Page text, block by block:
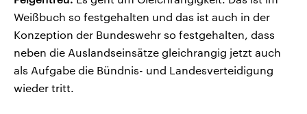
Weißbuch so festgehalten und das ist auch in der
Konzeption der Bundeswehr so festgehalten, dass
neben die Auslandseinsätze gleichrangig jetzt auch
als Aufgabe die Bündnis- und Landesverteidigung
wieder tritt.